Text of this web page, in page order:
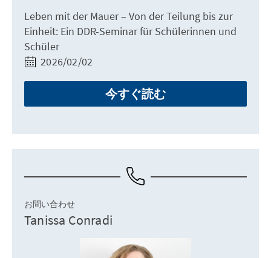
Leben mit der Mauer – Von der Teilung bis zur
Einheit: Ein DDR-Seminar für Schülerinnen und
Schüler
2026/02/02
今すぐ読む
お問い合わせ
Tanissa Conradi